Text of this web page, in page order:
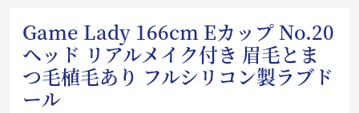
Game Lady 166cm Eカップ No.20
ヘッド リアルメイク付き 眉毛とま
つ毛植毛あり フルシリコン製ラブド
ール